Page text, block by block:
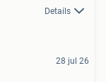
Details
28 jul 26